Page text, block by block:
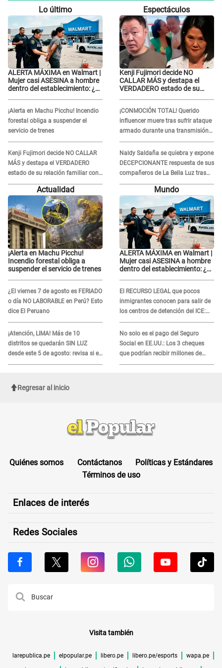
Lo último
ALERTA MÁXIMA en Walmart |
Mujer casi ASESINA a hombre
dentro del establecimiento: ¿Se
¡Alerta en Machu Picchu! Incendio
forestal obliga a suspender el
servicio de trenes
Kenji Fujimori decide NO CALLAR
MÁS y destapa el VERDADERO
estado de su relación familiar con
Keiko Fujimori: "Mi familia es Érika,
mi suegra..."
Espectáculos
Kenji Fujimori decide NO
CALLAR MÁS y destapa el
VERDADERO estado de su
Fujimori: "Mi familia es Érika,
mi suegra..."
¡CONMOCIÓN TOTAL! Querido
influencer muere tras sufrir ataque
armado durante una transmisión
en vivo
Naldy Saldaña se quiebra y expone
DECEPCIONANTE respuesta de sus
compañeros de La Bella Luz tras
sufrir agresión: "Sabían lo que
Actualidad
¡Alerta en Machu Picchu!
Incendio forestal obliga a
suspender el servicio de trenes
¿El viernes 7 de agosto es FERIADO
o día NO LABORABLE en Perú? Esto
dice El Peruano
¡Atención, LIMA! Más de 10
distritos se quedarán SIN LUZ
desde este 5 de agosto: revisa si el
tuyo está en la lista
Mundo
ALERTA MÁXIMA en Walmart |
Mujer casi ASESINA a hombre
dentro del establecimiento: ¿Se
El RECURSO LEGAL que pocos
inmigrantes conocen para salir de
los centros de detención del ICE:
Trump quiere ELIMINARLO
No solo es el pago del Seguro
Social en EE.UU.: Los 3 cheques
que podrían recibir millones de
personas en agosto
Regresar al inicio
Quiénes somos Contáctanos
Políticas y Estándares
Términos de uso
Enlaces de interés
Redes Sociales
Visita también
larepublica.pe elpopular.pe libero.pe libero.pe/esports wapa.pe